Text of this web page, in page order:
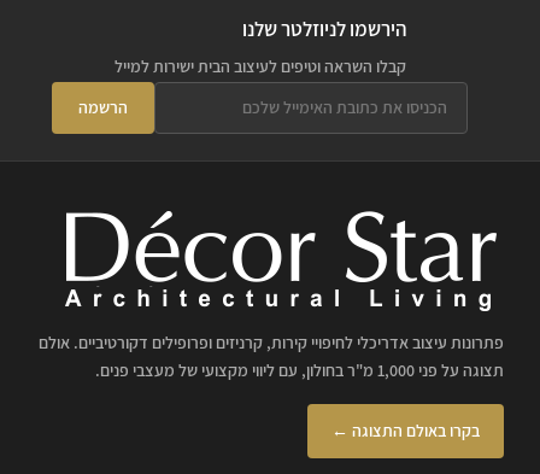
הירשמו לניוזלטר שלנו
קבלו השראה וטיפים לעיצוב הבית ישירות למייל
הרשמה
פתרונות עיצוב אדריכלי לחיפויי קירות, קרניזים ופרופילים דקורטיביים. אולם
תצוגה על פני 1,000 מ"ר בחולון, עם ליווי מקצועי של מעצבי פנים.
בקרו באולם התצוגה ←